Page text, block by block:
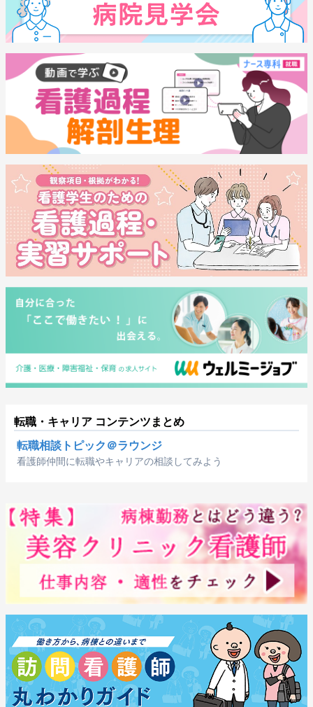
転職・キャリア コンテンツまとめ
転職相談トピック＠ラウンジ
看護師仲間に転職やキャリアの相談してみよう